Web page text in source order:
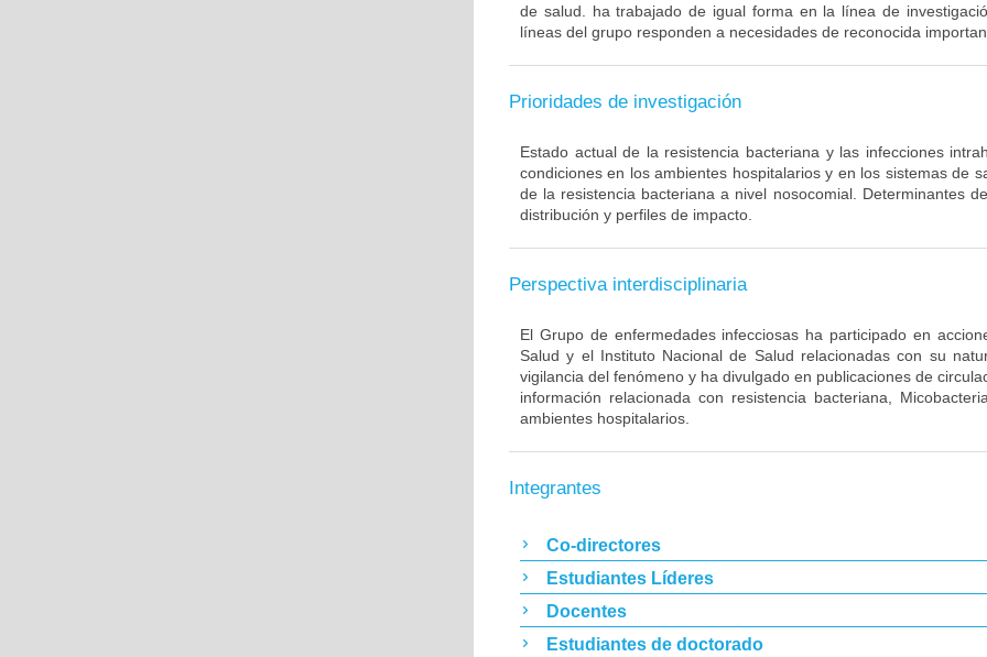
de salud. ha trabajado de igual forma en la línea de
líneas del grupo responden a necesidades de reconocida
Prioridades de investigación
Estado actual de la resistencia bacteriana y las infecciones
condiciones en los ambientes hospitalarios y en los sistemas de
de la resistencia bacteriana a nivel nosocomial. Determinantes
distribución y perfiles de impacto.
Perspectiva interdisciplinaria
El Grupo de enfermedades infecciosas ha participado en
Salud y el Instituto Nacional de Salud relacionadas con su
vigilancia del fenómeno y ha divulgado en publicaciones de
información relacionada con resistencia bacteriana,
ambientes hospitalarios.
Integrantes
Co-directores
Estudiantes Líderes
Docentes
Estudiantes de doctorado